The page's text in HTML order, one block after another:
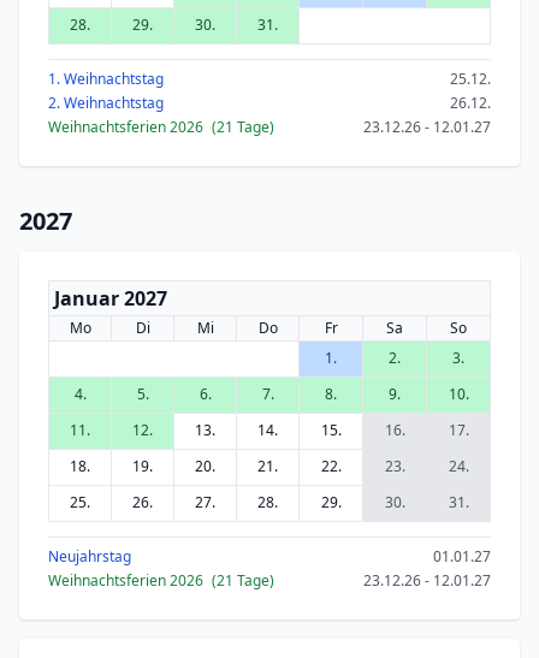
28.
29. 30. 31.
1. Weihnachtstag
25.12.
2. Weihnachtstag
26.12.
Weihnachtsferien 2026 (21 Tage) 23.12.26 - 12.01.27
2027
Januar 2027
Mo Di Mi Do Fr Sa
So
1.
2.
3.
4.
5. 6. 7. 8. 9.
10.
11.
12. 13. 14. 15. 16.
17.
18.
19. 20. 21. 22. 23.
24.
25.
26. 27. 28. 29. 30. 31.
Neujahrstag
01.01.27
Weihnachtsferien 2026 (21 Tage) 23.12.26 - 12.01.27